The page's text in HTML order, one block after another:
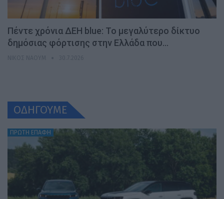
Πέντε χρόνια ΔΕΗ blue: Το μεγαλύτερο δίκτυο
δημόσιας φόρτισης στην Ελλάδα που…
ΟΔΗΓΟΥΜΕ
ΠΡΩΤΗ ΕΠΑΦΗ